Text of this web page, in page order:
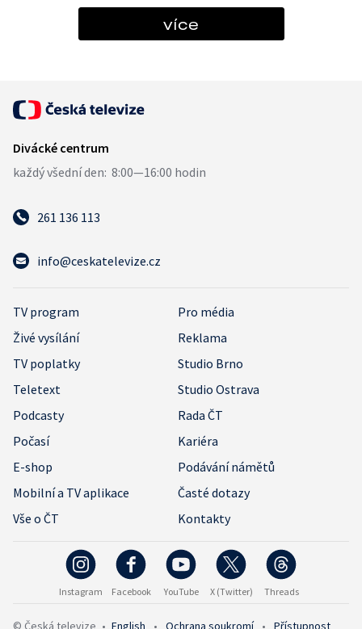
více
261 136 113
info@ceskatelevize.cz
TV program
Pro média
Živé vysílání
Reklama
TV poplatky
Studio Brno
Teletext
Studio Ostrava
Podcasty
Rada ČT
Počasí
Kariéra
E-shop
Podávání námětů
Mobilní a TV aplikace
Časté dotazy
Vše o ČT
Kontakty
Instagram Facebook YouTube X (Twitter) Threads